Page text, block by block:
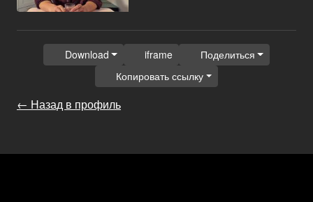
← Назад в профиль
Download iframe
Поделиться
Копировать ссылку